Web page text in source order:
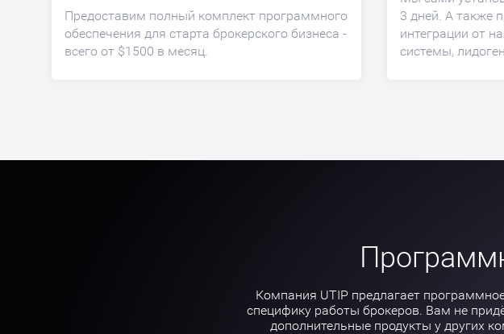
Предоставим полный комплект программного
обеспечения для старта брокерского бизнеса -
всего от $1500 в месяц.
3 дней. А также
интеграции от
системы,
Компания UTIP предлагает
специфику работы брокеров. Вам не
дополнительные продукты у других